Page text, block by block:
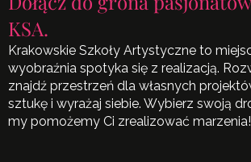
KSA.
Krakowskie Szkoły Artystyczne to
wyobraźnia spotyka się z realizacją.
znajdź przestrzeń dla własnych
sztukę i wyrażaj siebie. Wybierz swoją
my pomożemy Ci zrealizować marzenia!